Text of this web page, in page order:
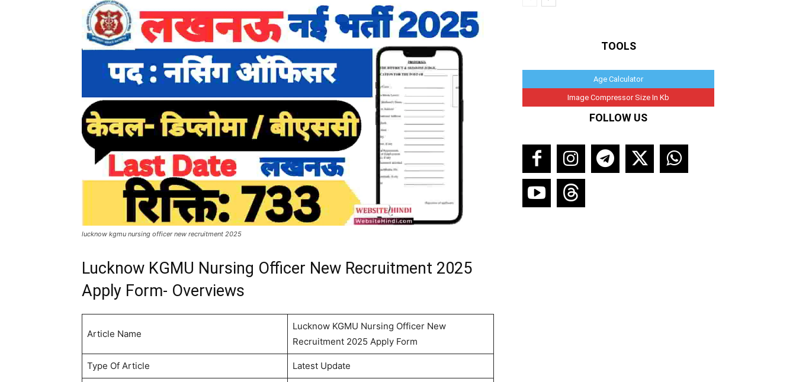
lucknow kgmu nursing officer new recruitment 2025
Lucknow KGMU Nursing Officer New Recruitment 2025
Apply Form- Overviews
Article Name
Lucknow KGMU Nursing Officer New
Recruitment 2025 Apply Form
Type Of Article Latest Update
TOOLS
Age Calculator
Image Compressor Size In Kb
FOLLOW US